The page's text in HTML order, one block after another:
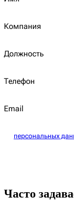
Компания
Должность
Телефон
Email
персональных
Часто